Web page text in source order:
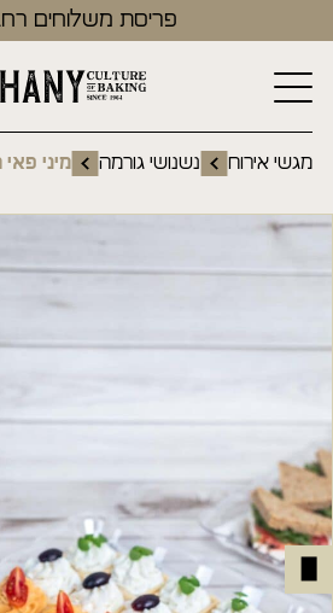
פריסת משלוחים
מגשי אירוח נשנושי גורמה מיני פאי